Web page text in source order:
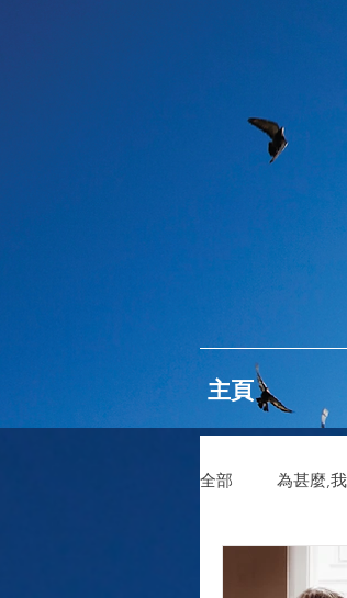
主頁
全部 為甚麼,